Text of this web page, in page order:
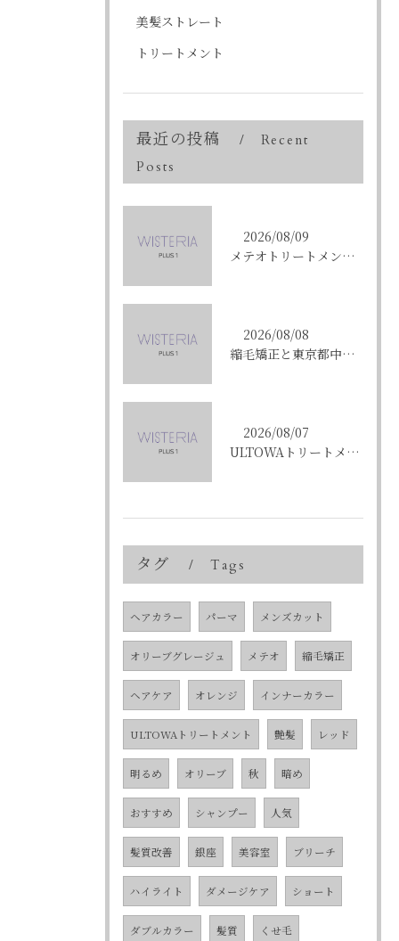
美髪ストレート
トリートメント
最近の投稿
Recent
Posts
2026/08/09
メテオトリートメントで東京都中央区銀座の髪質改善を成功させる方法と施術選びのコツ
2026/08/08
縮毛矯正と東京都中央区銀座で叶える髪質改善のポイントと理想の仕上がりを徹底解説
2026/08/07
ULTOWAトリートメントで東京都中央区銀座の髪質改善を目指す人への効果と選び方ガイド
タグ Tags
ヘアカラー パーマ メンズカット
オリーブグレージュ メテオ 縮毛矯正
ヘアケア オレンジ インナーカラー
ULTOWAトリートメント 艶髪 レッド
明るめ オリーブ 秋 暗め
おすすめ シャンプー 人気
髪質改善 銀座 美容室 ブリーチ
ハイライト ダメージケア ショート
ダブルカラー 髪質 くせ毛